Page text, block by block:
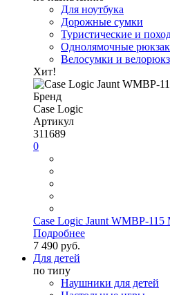
Для ноутбука
Дорожные сумки
Туристические и
Однолямочные
Велосумки и
Хит!
Бренд
Case Logic
Артикул
311689
0
Case Logic Jaunt WMBP-
Подробнее
7 490 руб.
Для детей
по типу
Наушники для детей